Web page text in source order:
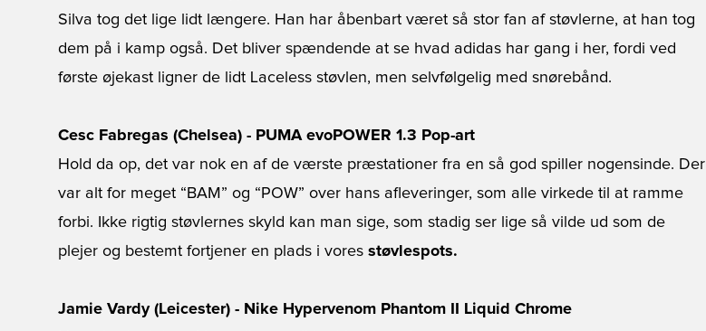
Silva tog det lige lidt længere. Han har åbenbart været så stor fan af støvlerne, at han tog
dem på i kamp også. Det bliver spændende at se hvad adidas har gang i her, fordi ved
første øjekast ligner de lidt Laceless støvlen, men selvfølgelig med snørebånd.
Cesc Fabregas (Chelsea) - PUMA evoPOWER 1.3 Pop-art
Hold da op, det var nok en af de værste præstationer fra en så god spiller nogensinde. Der
var alt for meget “BAM” og “POW” over hans afleveringer, som alle virkede til at ramme
forbi. Ikke rigtig støvlernes skyld kan man sige, som stadig ser lige så vilde ud som de
plejer og bestemt fortjener en plads i vores støvlespots.
Jamie Vardy (Leicester) - Nike Hypervenom Phantom II Liquid Chrome